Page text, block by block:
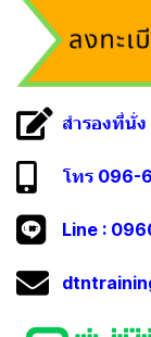
สำรองที่นั่
โทร 096-
Line :